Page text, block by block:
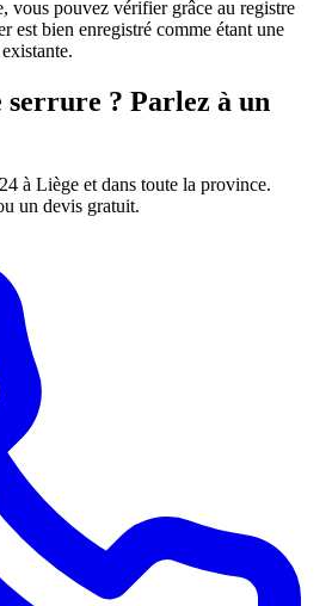
vous pouvez vérifier grâce au registre
est bien enregistré comme étant une
serrure ? Parlez à un
à Liège et dans toute la province.
un devis gratuit.